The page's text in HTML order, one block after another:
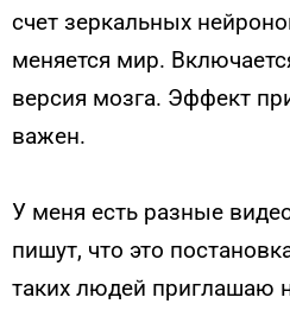
счет зеркальных
меняется мир.
версия мозга. Эффект
важен.
У меня есть разные
пишут, что это
таких людей приглашаю